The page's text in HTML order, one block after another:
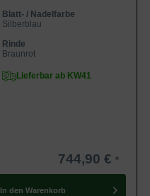
Blatt- / Nadelfarbe
Silberblau
Rinde
Braunrot
Lieferbar ab KW41
744,90 €
In den Warenkorb